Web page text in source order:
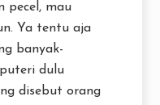
pecel, mau
Ya tentu aja
banyak-
dulu
disebut orang